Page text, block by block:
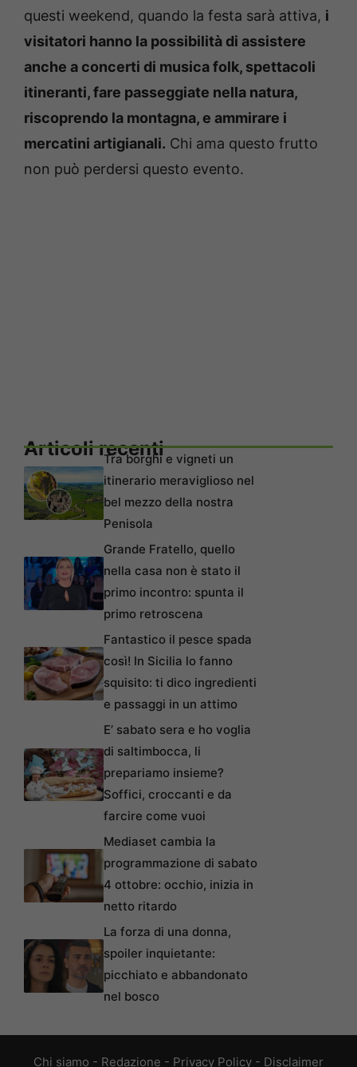
questi weekend, quando la festa sarà attiva, i
visitatori hanno la possibilità di assistere
anche a concerti di musica folk, spettacoli
itineranti, fare passeggiate nella natura,
riscoprendo la montagna, e ammirare i
mercatini artigianali. Chi ama questo frutto
non può perdersi questo evento.
Articoli recentiTra borghi e vigneti un
itinerario meraviglioso nel
bel mezzo della nostra
Penisola
Grande Fratello, quello
nella casa non è stato il
primo incontro: spunta il
primo retroscena
Fantastico il pesce spada
così! In Sicilia lo fanno
squisito: ti dico ingredienti
e passaggi in un attimo
E’ sabato sera e ho voglia
di saltimbocca, li
prepariamo insieme?
Soffici, croccanti e da
farcire come vuoi
Mediaset cambia la
programmazione di sabato
4 ottobre: occhio, inizia in
netto ritardo
La forza di una donna,
spoiler inquietante:
picchiato e abbandonato
nel bosco
Chi siamo - Redazione - Privacy Policy - Disclaimer